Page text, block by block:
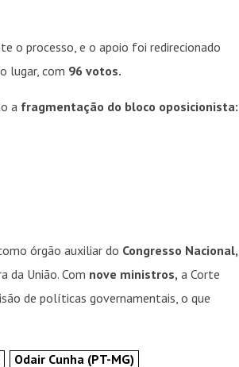
o processo, e o apoio foi redirecionado
lugar, com 96 votos.
a fragmentação do bloco oposicionista:
órgão auxiliar do Congresso Nacional,
da União. Com nove ministros, a Corte
de políticas governamentais, o que
Odair Cunha (PT-MG)